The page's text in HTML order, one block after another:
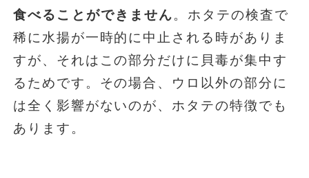
食べることができません。ホタテの検査で
稀に水揚が一時的に中止される時がありま
すが、それはこの部分だけに貝毒が集中す
るためです。その場合、ウロ以外の部分に
は全く影響がないのが、ホタテの特徴でも
あります。